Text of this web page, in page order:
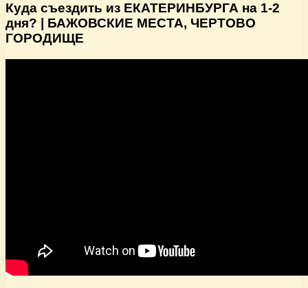
Куда съездить из ЕКАТЕРИНБУРГА на 1-2
дня? | БАЖОВСКИЕ МЕСТА, ЧЕРТОВО
ГОРОДИЩЕ